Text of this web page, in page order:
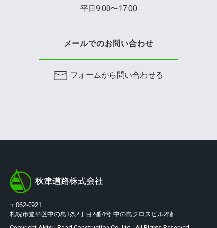
平日9:00〜17:00
メールでのお問い合わせ
フォームから問い合わせる
〒062-0921
札幌市豊平区中の島1条2丁目2番4号 中の島クロスビル2階